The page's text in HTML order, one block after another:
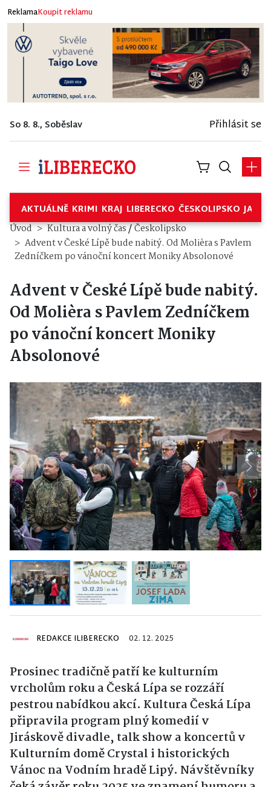
ReklamaKoupit reklamu
So 8. 8., Soběslav Přihlásit se
AKTUÁLNĚ KRIMI KRAJ LIBERECKO ČESKOLIPSKO
Úvod Kultura a volný čas/Českolipsko
Advent v České Lípě bude nabitý. Od Molièra s Pavlem
Zedníčkem po vánoční koncert Moniky Absolonové
Advent v České Lípě bude nabitý.
Od Molièra s Pavlem Zedníčkem
po vánoční koncert Moniky
Absolonové
Previous Next
REDAKCE ILIBERECKO 02. 12. 2025
Prosinec tradičně patří ke kulturním
vrcholům roku a Česká Lípa se rozzáří
pestrou nabídkou akcí. Kultura Česká Lípa
připravila program plný komedií v
Jiráskově divadle, talk show a koncertů v
Kulturním domě Crystal i historických
Vánoc na Vodním hradě Lipý. Návštěvníky